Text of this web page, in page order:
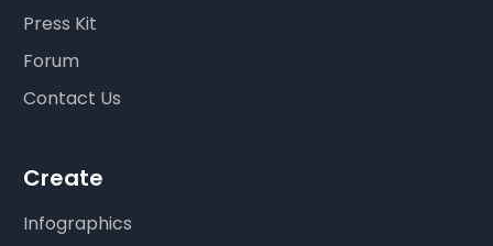
Press Kit
Forum
Contact Us
Create
Infographics